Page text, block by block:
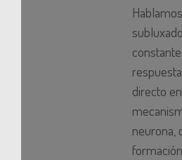
directo
neurona,